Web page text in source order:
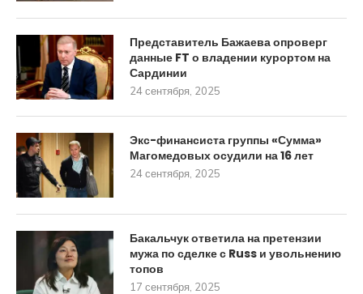
Представитель Бажаева опроверг
данные FT о владении курортом на
Сардинии
24 сентября, 2025
Экс-финансиста группы «Сумма»
Магомедовых осудили на 16 лет
24 сентября, 2025
Бакальчук ответила на претензии
мужа по сделке с Russ и увольнению
топов
17 сентября, 2025